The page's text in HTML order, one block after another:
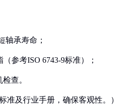
轴承寿命；
参考ISO 6743-9标准）；
查。
准及行业手册，确保客观性。）